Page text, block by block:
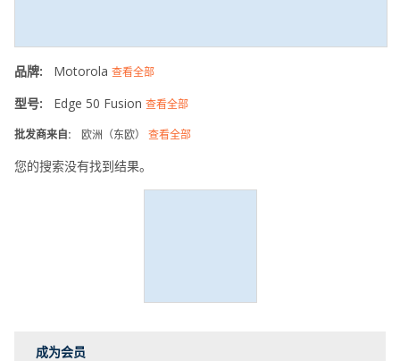
品牌: Motorola 查看全部
型号: Edge 50 Fusion 查看全部
批发商来自:
欧洲（东欧） 查看全部
您的搜索没有找到结果。
成为会员